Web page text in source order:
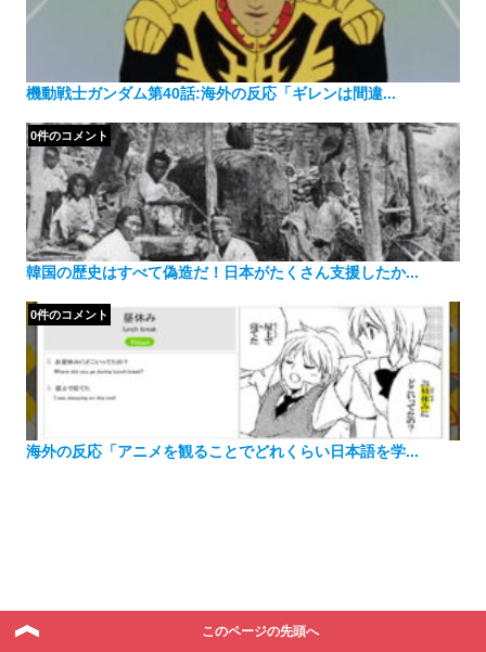
機動戦士ガンダム第40話:海外の反応「ギレンは間違...
韓国の歴史はすべて偽造だ！日本がたくさん支援したか...
0件のコメント
海外の反応「アニメを観ることでどれくらい日本語を学...
0件のコメント
このページの先頭へ